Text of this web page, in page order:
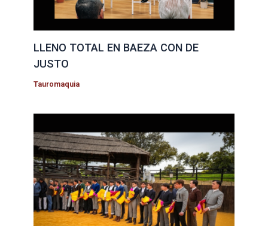
LLENO TOTAL EN BAEZA CON DE
JUSTO
Tauromaquia